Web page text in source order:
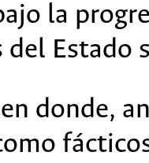
la
Estado
donde,